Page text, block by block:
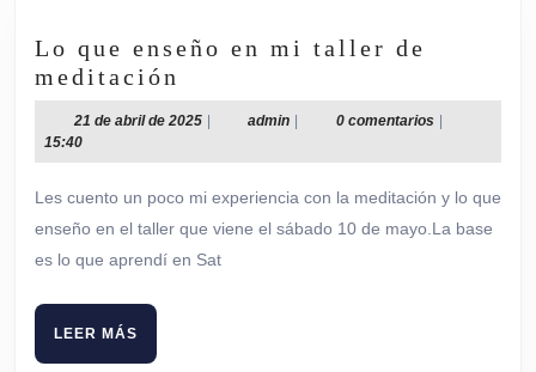
Lo que enseño en mi taller de
meditación
que
enseño
en
mi
taller
de
21 de abril de 202521
abril
2025
| adminadmin
| 0 comentarios |
15:40
Les cuento un poco mi experiencia con la meditación y lo que
enseño en el taller que viene el sábado 10 de mayo.La base
es lo que aprendí en Sat
LEER MÁS
MÁS